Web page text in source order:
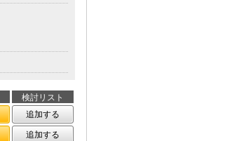
検討リスト
追加する
追加する